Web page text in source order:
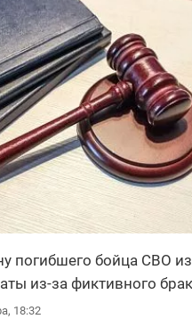
погибшего бойца СВО
из-за фиктивного
18:32